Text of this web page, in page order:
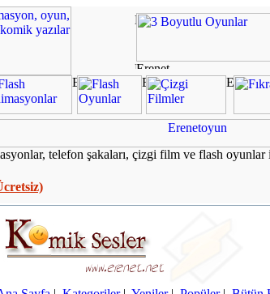
telefon şakaları, çizgi film ve flash